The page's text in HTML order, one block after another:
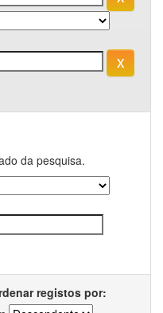
da pesquisa.
registos por: